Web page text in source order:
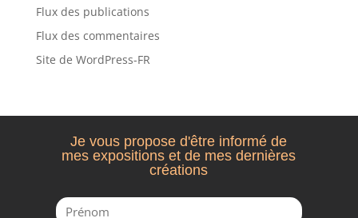
Flux des publications
Flux des commentaires
Site de WordPress-FR
Je vous propose d'être informé de
mes expositions et de mes dernières
créations